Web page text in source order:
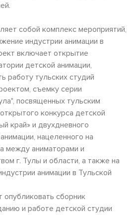
собой комплекс мероприятий,
индустрии анимации в
включает открытие
детской анимации,
работу тульских студий
съемку серии
посвященных тульским
конкурса детской
край» и двухдневного
нацеленного на
между аниматорами и
г. Тулы и области, а также на
анимации в Тульской
опубликовать сборник
и работе детской студии